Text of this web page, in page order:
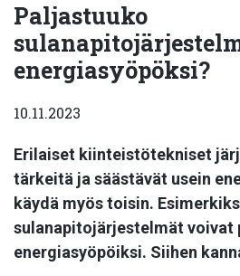
Paljastuuko
energiasyöpöksi?
10.11.2023
Erilaiset kiinteistötekniset
tärkeitä ja säästävät usein
käydä myös toisin.
sulanapitojärjestelmät voivat
energiasyöpöiksi. Siihen